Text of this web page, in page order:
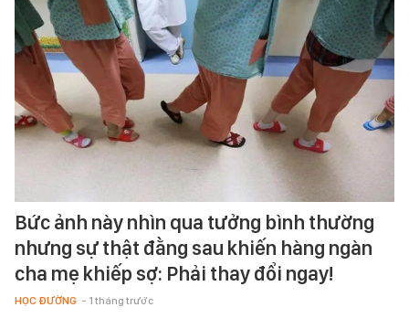
Bức ảnh này nhìn qua tưởng bình thường
nhưng sự thật đằng sau khiến hàng ngàn
cha mẹ khiếp sợ: Phải thay đổi ngay!
HỌC ĐƯỜNG - 1 tháng trước